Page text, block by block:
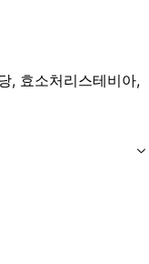
, 효소처리스테비아,